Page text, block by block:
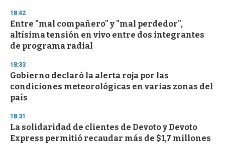
18:42
Entre "mal compañero" y "mal perdedor",
altísima tensión en vivo entre dos integrantes
de programa radial
18:33
Gobierno declaró la alerta roja por las
condiciones meteorológicas en varias zonas del
país
18:31
La solidaridad de clientes de Devoto y Devoto
Express permitió recaudar más de $1,7 millones